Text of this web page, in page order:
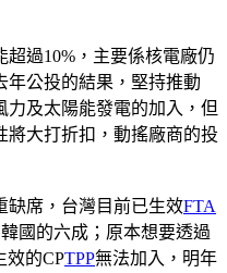
超過10%，主要係核電廠仍
年公投的結果，堅持推動
力及太陽能發電的加入，但
將大打折扣，動搖廠商的投
缺席，台灣目前已生效FTA
國的六成；原本想要透過
效的CPTPP無法加入，明年